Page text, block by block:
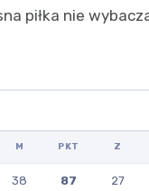
piłka nie
M PKT Z
38 87 27